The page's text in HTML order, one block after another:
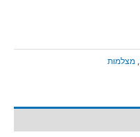
, מצלמות